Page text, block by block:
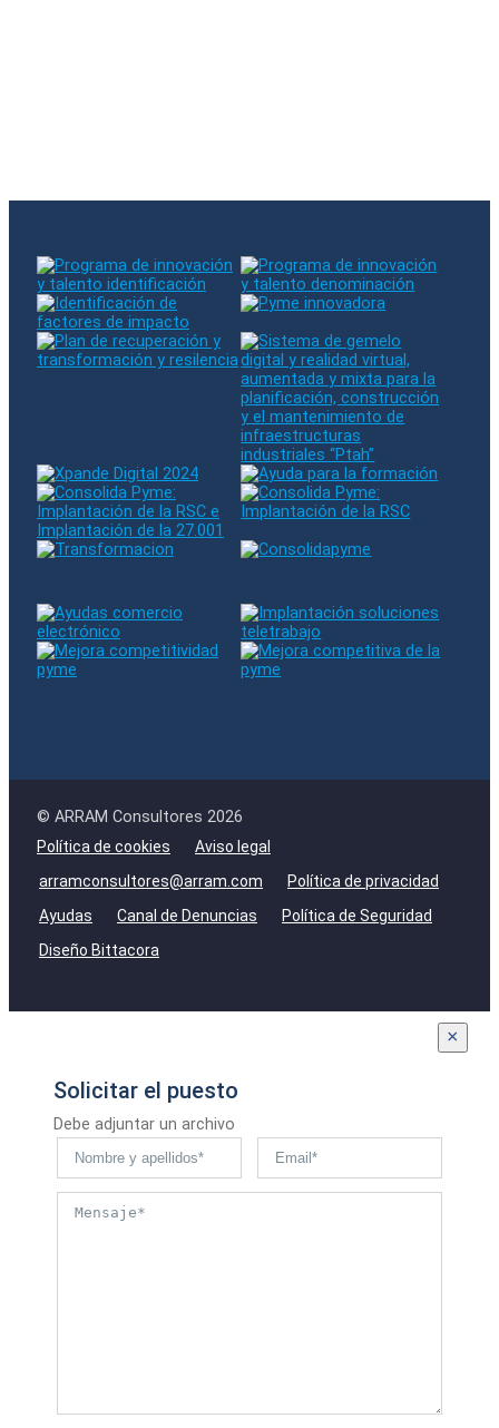
© ARRAM Consultores 2026
Política de cookies
Aviso legal
arramconsultores@arram.com
Política de privacidad
Ayudas
Canal de Denuncias
Política de Seguridad
Diseño Bittacora
×
Solicitar el puesto
Debe adjuntar un archivo